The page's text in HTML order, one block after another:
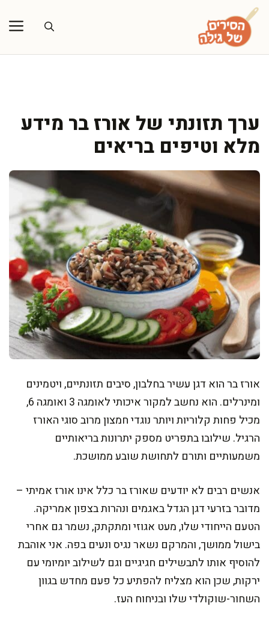
לדלג
לתוכן
ערך תזונתי של אורז בר מידע
מלא וטיפים בריאים
אורז בר הוא דגן עשיר בחלבון, סיבים תזונתיים, ויטמינים
ומינרלים. הוא נחשב למקור איכותי לאומגה 3 ואומגה 6,
מכיל פחות קלוריות ויותר נוגדי חמצון מרוב סוגי האורז
הרגיל. שילובו בתפריט מספק יתרונות בריאותיים
משמעותיים ותורם לתחושת שובע ממושכת.
אנשים רבים לא יודעים שאורז בר כלל אינו אורז אמיתי –
מדובר בזרעי דגן הגדל באגמים ונהרות בצפון אמריקה.
הטעם הייחודי שלו, מעט אגוזי ומתקתק, נשמר גם אחרי
בישול ממושך, והמרקם נשאר נגיס ונעים בפה. אני אוהבת
להוסיף אותו לתבשילים חגיגיים וגם לשילוב יומיומי עם
ירקות, שכן הוא מצליח להפתיע כל פעם מחדש בגוון
השחור-שוקולדי שלו ובניחוח העז.